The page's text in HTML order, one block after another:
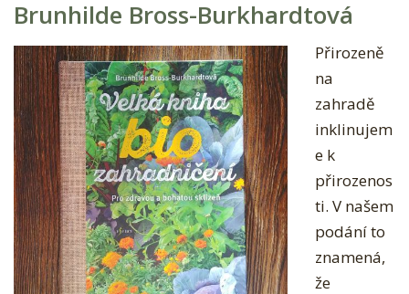
Brunhilde Bross-Burkhardtová
Přirozeně
na
zahradě
inklinujem
e k
přirozenos
ti. V našem
podání to
znamená,
že